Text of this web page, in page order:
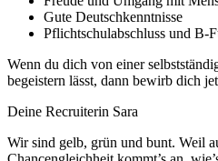
Gute Deutschkenntnisse
Pflichtschulabschluss und B-
Wenn du dich von einer
begeistern lässt, dann bewirb dich
Deine Recruiterin Sara
Wir sind gelb, grün und bunt. Weil